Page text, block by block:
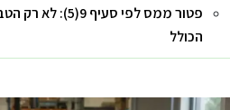
פטור ממס לפי
הכולל